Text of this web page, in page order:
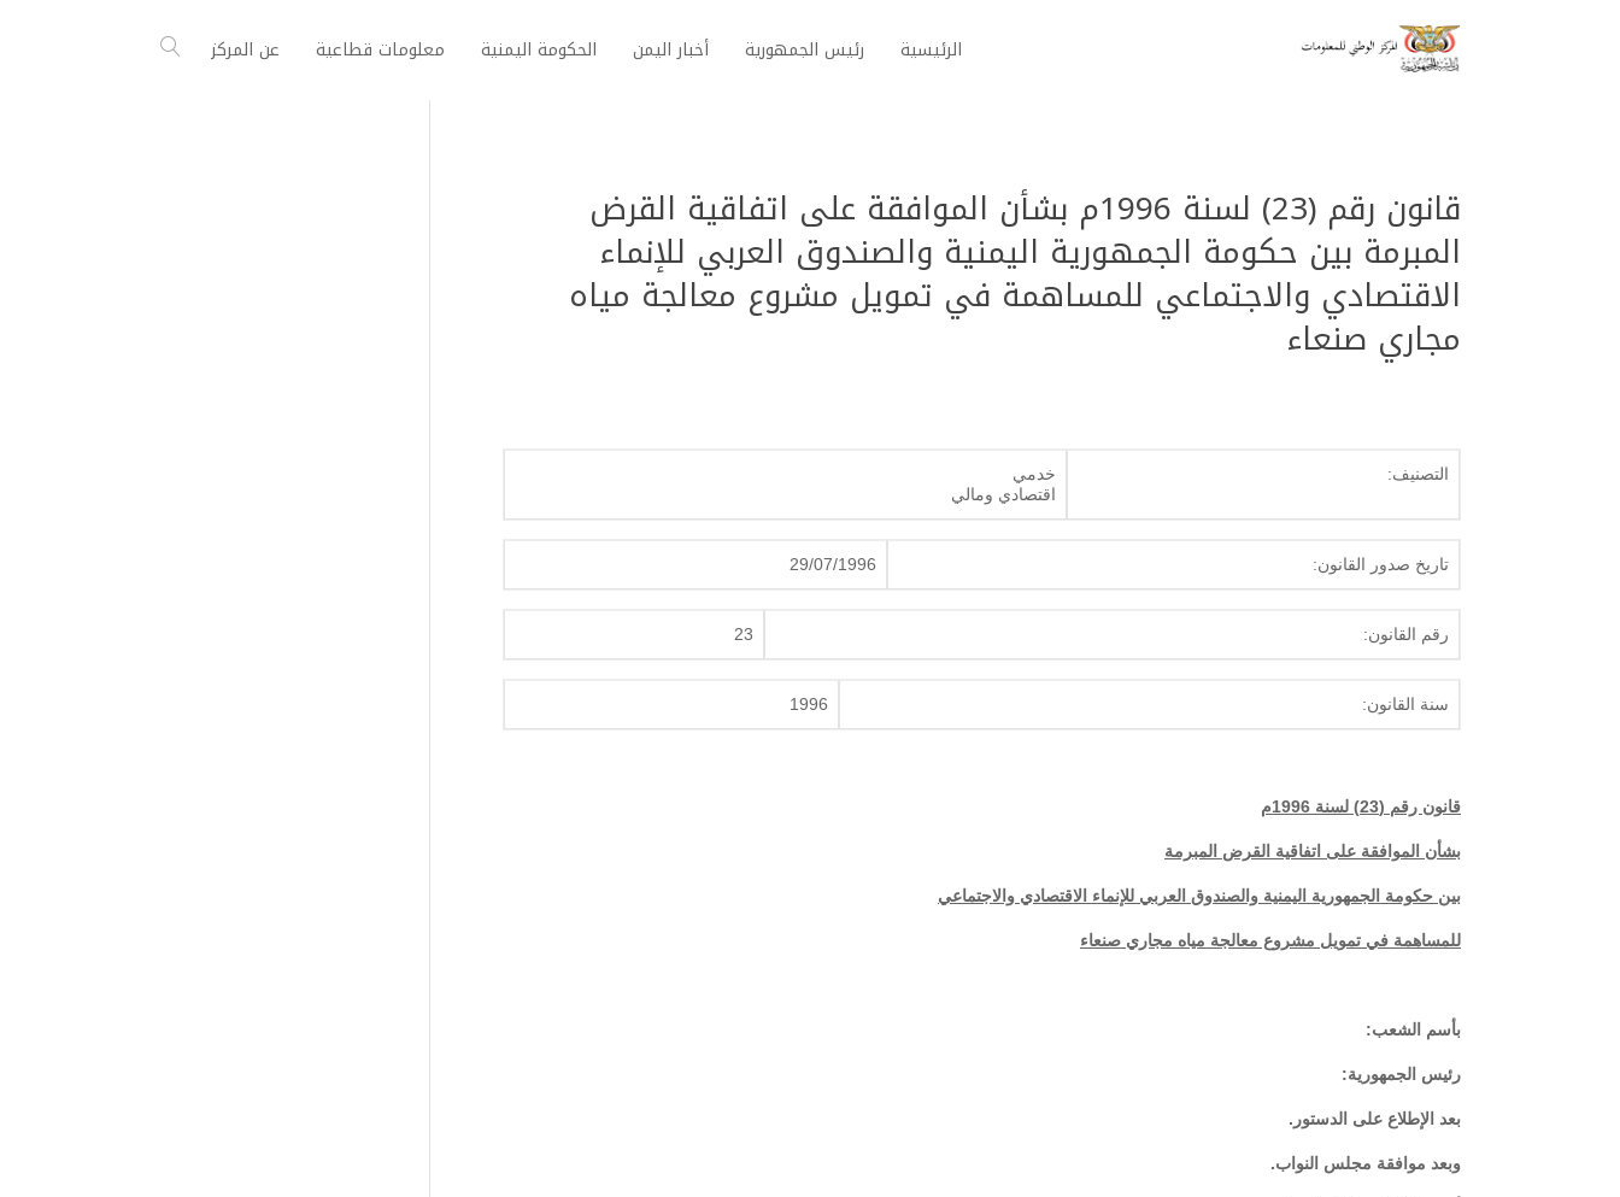
الرئيسية رئيس الجمهورية أخبار اليمن الحكومة اليمنية معلومات قطاعية عن المركز
قانون رقم (23) لسنة 1996م بشأن الموافقة على اتفاقية القرض
المبرمة بين حكومة الجمهورية اليمنية والصندوق العربي للإنماء
الاقتصادي والاجتماعي للمساهمة في تمويل مشروع معالجة مياه
مجاري صنعاء
التصنيف:
خدمي
اقتصادي ومالي
تاريخ صدور القانون: 29/07/1996
رقم القانون: 23
سنة القانون: 1996
قانون رقم (23) لسنة 1996م
بشأن الموافقة على اتفاقية القرض المبرمة
بين حكومة الجمهورية اليمنية والصندوق العربي للإنماء الاقتصادي والاجتماعي
للمساهمة في تمويل مشروع معالجة مياه مجاري صنعاء
بأسم الشعب:
رئيس الجمهورية:
بعد الإطلاع على الدستور.
وبعد موافقة مجلس النواب.